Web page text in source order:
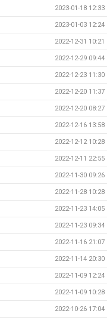
2023-01-18 12:33
2023-01-03 12:24
2022-12-31 10:21
2022-12-29 09:44
2022-12-23 11:30
2022-12-20 11:37
2022-12-20 08:27
2022-12-16 13:58
2022-12-12 10:28
2022-12-11 22:55
2022-11-30 09:26
2022-11-28 10:28
2022-11-23 14:05
2022-11-23 09:34
2022-11-16 21:07
2022-11-14 20:30
2022-11-09 12:24
2022-11-09 10:28
2022-10-26 17:04